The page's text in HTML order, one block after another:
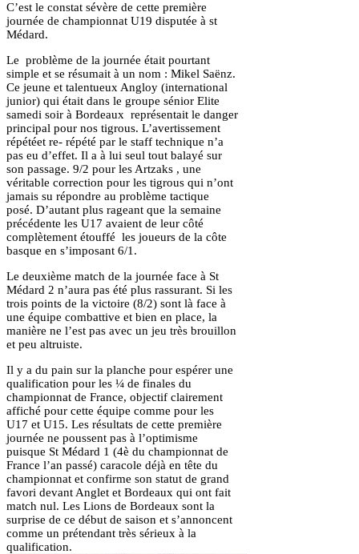
C’est le constat sévère de cette première
journée de championnat U19 disputée à st
Médard.
Le problème de la journée était pourtant
simple et se résumait à un nom : Mikel Saënz.
Ce jeune et talentueux Angloy (international
junior) qui était dans le groupe sénior Elite
samedi soir à Bordeaux représentait le danger
principal pour nos tigrous. L’avertissement
répétéet re- répété par le staff technique n’a
pas eu d’effet. Il a à lui seul tout balayé sur
son passage. 9/2 pour les Artzaks , une
véritable correction pour les tigrous qui n’ont
jamais su répondre au problème tactique
posé. D’autant plus rageant que la semaine
précédente les U17 avaient de leur côté
complètement étouffé les joueurs de la côte
basque en s’imposant 6/1.
Le deuxième match de la journée face à St
Médard 2 n’aura pas été plus rassurant. Si les
trois points de la victoire (8/2) sont là face à
une équipe combattive et bien en place, la
manière ne l’est pas avec un jeu très brouillon
et peu altruiste.
Il y a du pain sur la planche pour espérer une
qualification pour les ¼ de finales du
championnat de France, objectif clairement
affiché pour cette équipe comme pour les
U17 et U15. Les résultats de cette première
journée ne poussent pas à l’optimisme
puisque St Médard 1 (4è du championnat de
France l’an passé) caracole déjà en tête du
championnat et confirme son statut de grand
favori devant Anglet et Bordeaux qui ont fait
match nul. Les Lions de Bordeaux sont la
surprise de ce début de saison et s’annoncent
comme un prétendant très sérieux à la
qualification.